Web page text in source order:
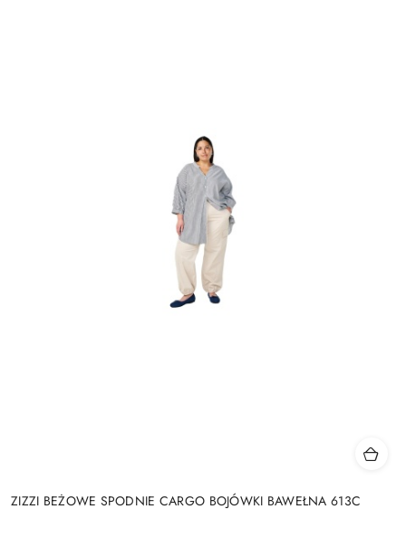
ZIZZI BEŻOWE SPODNIE CARGO BOJÓWKI BAWEŁNA 613C